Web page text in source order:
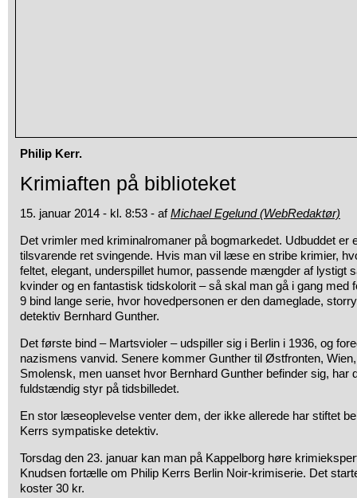
Philip Kerr.
Krimiaften på biblioteket
15. januar 2014 - kl. 8:53 - afMichael Egelund (WebRedaktør)
Det vrimler med kriminalromaner på bogmarkedet. Udbuddet er
tilsvarende ret svingende. Hvis man vil læse en stribe krimier,
feltet, elegant, underspillet humor, passende mængder af lystigt
kvinder og en fantastisk tidskolorit – så skal man gå i gang med
9 bind lange serie, hvor hovedpersonen er den dameglade,
detektiv Bernhard Gunther.
Det første bind – Martsvioler – udspiller sig i Berlin i 1936, og
nazismens vanvid. Senere kommer Gunther til Østfronten,
Smolensk, men uanset hvor Bernhard Gunther befinder sig, har
fuldstændig styr på tidsbilledet.
En stor læseoplevelse venter dem, der ikke allerede har stiftet
Kerrs sympatiske detektiv.
Torsdag den 23. januar kan man på Kappelborg høre
Knudsen fortælle om Philip Kerrs Berlin Noir-krimiserie. Det
koster 30 kr.